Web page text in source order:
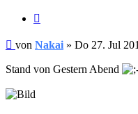
Beitrag
von Nakai » Do 27. Jul
Stand von Gestern Abend